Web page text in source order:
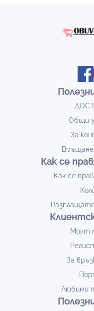
Общи
За
Връщане
Как се
Как се
Моят
За
Любими